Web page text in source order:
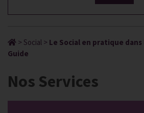
> Social > Le Social en pratique dans
Guide
Nos Services